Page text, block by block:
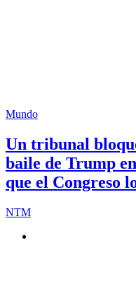
Mundo
Un tribunal
baile de Trump
que el Congreso
NTM